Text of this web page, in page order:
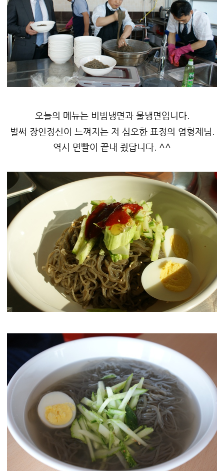
오늘의 메뉴는 비빔냉면과 물냉면입니다.
벌써 장인정신이 느껴지는 저 심오한 표정의 염형제님.
역시 면빨이 끝내 줬답니다. ^^